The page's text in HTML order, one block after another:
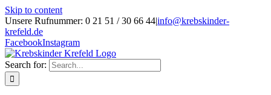
Skip to content
Unsere Rufnummer: 0 21 51 / 30 66 44|info@krebskinder-
krefeld.de
FacebookInstagram
Search for: